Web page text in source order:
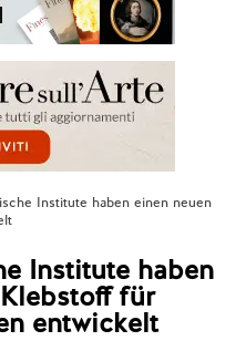
Institute haben einen neuen
Institute haben
für
entwickelt